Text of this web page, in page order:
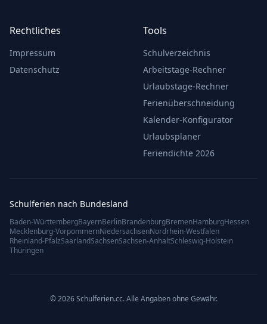
Rechtliches
Impressum
Datenschutz
Tools
Schulverzeichnis
Arbeitstage-Rechner
Urlaubstage-Rechner
Ferienüberschneidung
Kalender-Konfigurator
Urlaubsplaner
Feriendichte 2026
Schulferien nach Bundesland
Baden-WürttembergBayernBerlinBrandenburgBremenHamburgHessen
Mecklenburg-VorpommernNiedersachsenNordrhein-Westfalen
Rheinland-PfalzSaarlandSachsenSachsen-AnhaltSchleswig-Holstein
Thüringen
© 2026 Schulferien.cc. Alle Angaben ohne Gewähr.